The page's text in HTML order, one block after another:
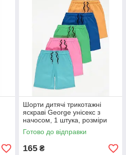
Шорти дитячі трикотажні
яскраві George унісекс з
начосом, 1 штука, розміри
128-146
Готово до відправки
165 ₴